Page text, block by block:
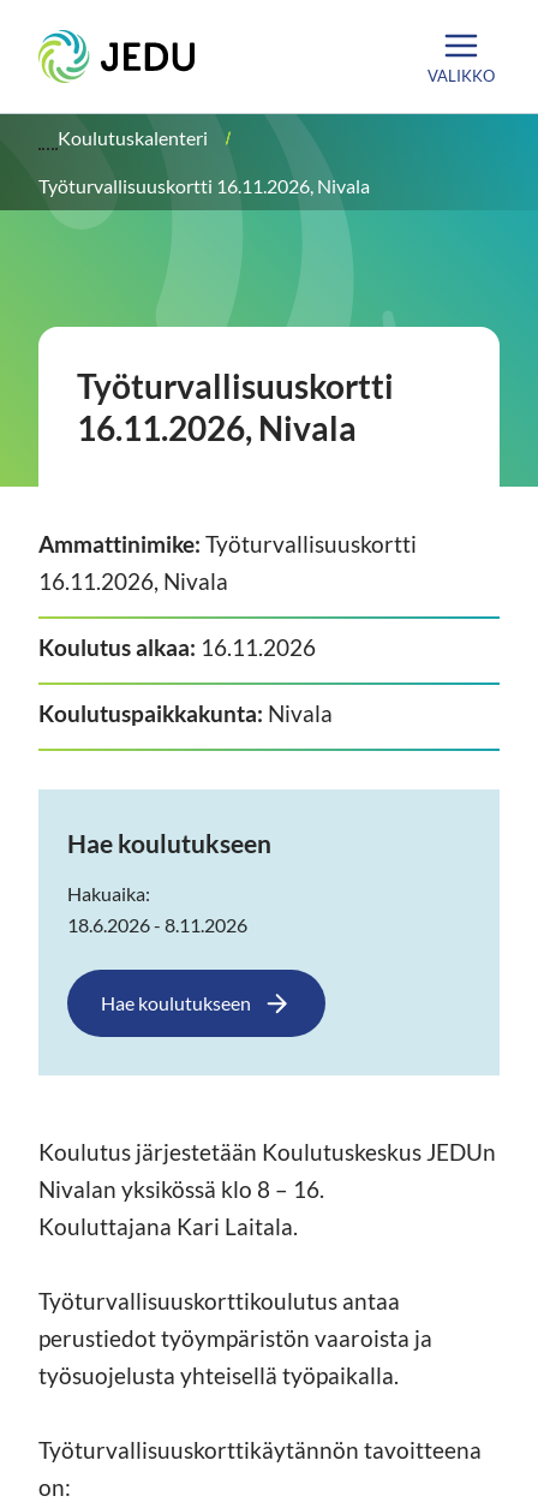
sisältöön
Etusivu
VALIKKO
Koulutuskalenteri
Työturvallisuuskortti 16.11.2026, Nivala
Työturvallisuuskortti
16.11.2026, Nivala
Ammattinimike: Työturvallisuuskortti
16.11.2026, Nivala
Koulutus alkaa: 16.11.2026
Koulutuspaikkakunta: Nivala
Hae koulutukseen
Hakuaika:
18.6.2026 - 8.11.2026
Hae koulutukseen
Koulutus järjestetään Koulutuskeskus JEDUn
Nivalan yksikössä klo 8 – 16.
Kouluttajana Kari Laitala.
Työturvallisuuskorttikoulutus antaa
perustiedot työympäristön vaaroista ja
työsuojelusta yhteisellä työpaikalla.
Työturvallisuuskorttikäytännön tavoitteena
on: